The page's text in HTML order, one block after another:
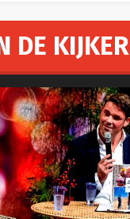
DE KIJKER